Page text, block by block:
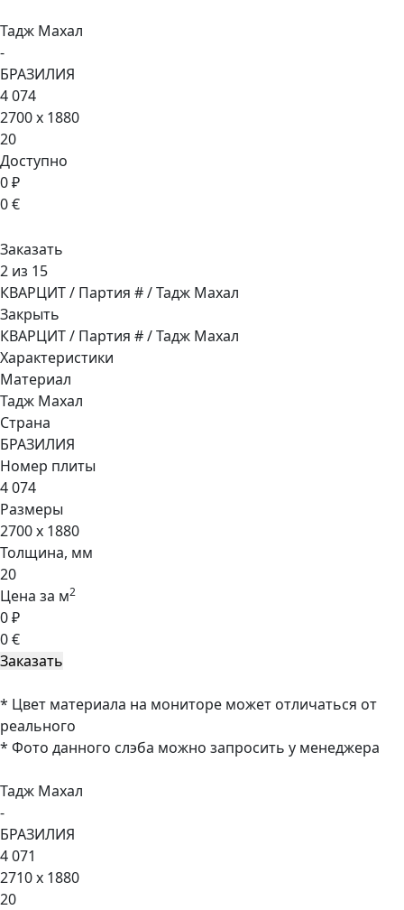
Тадж Махал
-
БРАЗИЛИЯ
4 074
2700 x 1880
20
Доступно
0 ₽
0 €
Заказать
2 из 15
КВАРЦИТ / Партия # / Тадж Махал
Закрыть
КВАРЦИТ / Партия # / Тадж Махал
Характеристики
Материал
Тадж Махал
Страна
БРАЗИЛИЯ
Номер плиты
4 074
Размеры
2700 x 1880
Толщина, мм
20
Цена за м2
0 ₽
0 €
* Цвет материала на мониторе может отличаться от
реального
* Фото данного слэба можно запросить у менеджера
Тадж Махал
-
БРАЗИЛИЯ
4 071
2710 x 1880
20